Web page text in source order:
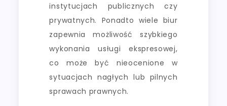
instytucjach publicznych czy
prywatnych. Ponadto wiele biur
zapewnia możliwość szybkiego
wykonania usługi ekspresowej,
co może być nieocenione w
sytuacjach nagłych lub pilnych
sprawach prawnych.